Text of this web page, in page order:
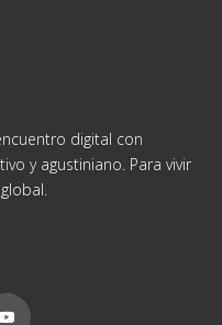
digital con
y agustiniano. Para vivir